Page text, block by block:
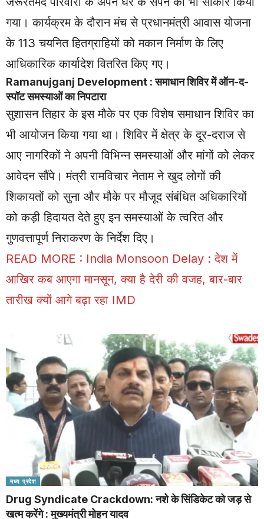
गया। कार्यक्रम के दौरान मंच से प्रधानमंत्री आवास योजना
के 113 चयनित हितग्राहियों को मकान निर्माण के लिए
आधिकारिक कार्यादेश वितरित किए गए।
Ramanujganj Development : समाधान शिविर में ऑन-द-
स्पॉट समस्याओं का निपटारा
सुशासन तिहार के इस मौके पर एक विशेष समाधान शिविर का
भी आयोजन किया गया था। शिविर में क्षेत्र के दूर-दराज से
आए नागरिकों ने अपनी विभिन्न समस्याओं और मांगों को लेकर
आवेदन सौंपे। मंत्री रामविचार नेताम ने खुद लोगों की
शिकायतों को सुना और मौके पर मौजूद संबंधित अधिकारियों
को कड़ी हिदायत देते हुए इन समस्याओं के त्वरित और
गुणवत्तापूर्ण निराकरण के निर्देश दिए।
READ MORE : India Monsoon Delay : देश में
आखिर कब आएगा मानसून, क्या है देरी की वजह, बार-बार
तारीख क्यों आगे बढ़ा रहा IMD
मध्य प्रदेश
Drug Syndicate Crackdown: नशे के सिंडिकेट को जड़ से
खत्म करेंगे : मुख्यमंत्री मोहन यादव